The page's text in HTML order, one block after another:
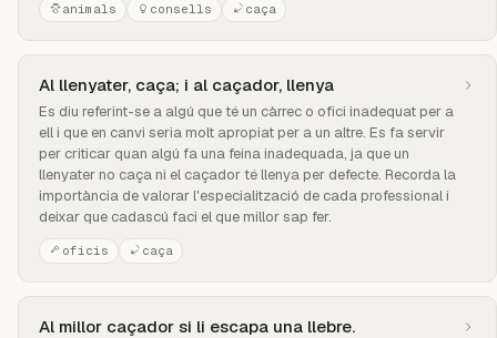
animals consells caça
Al llenyater, caça; i al caçador, llenya
Es diu referint-se a algú que té un càrrec o ofici inadequat per a
ell i que en canvi seria molt apropiat per a un altre. Es fa servir
per criticar quan algú fa una feina inadequada, ja que un
llenyater no caça ni el caçador té llenya per defecte. Recorda la
importància de valorar l'especialització de cada professional i
deixar que cadascú faci el que millor sap fer.
oficis caça
Al millor caçador si li escapa una llebre.